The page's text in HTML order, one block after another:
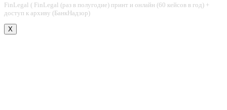
FinLegal ( FinLegal (раз в полугодие) принт и онлайн (60 кейсов в год) +
доступ к архиву (БанкНадзор)
X